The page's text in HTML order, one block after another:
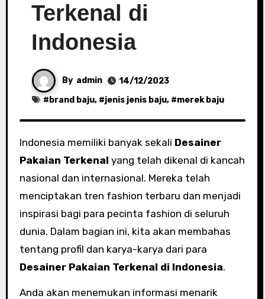
Terkenal di
Indonesia
By admin
14/12/2023
# brand baju, #jenis jenis baju, #merek baju
Indonesia memiliki banyak sekali Desainer
Pakaian Terkenal yang telah dikenal di kancah
nasional dan internasional. Mereka telah
menciptakan tren fashion terbaru dan menjadi
inspirasi bagi para pecinta fashion di seluruh
dunia. Dalam bagian ini, kita akan membahas
tentang profil dan karya-karya dari para
Desainer Pakaian Terkenal di Indonesia.
Anda akan menemukan informasi menarik